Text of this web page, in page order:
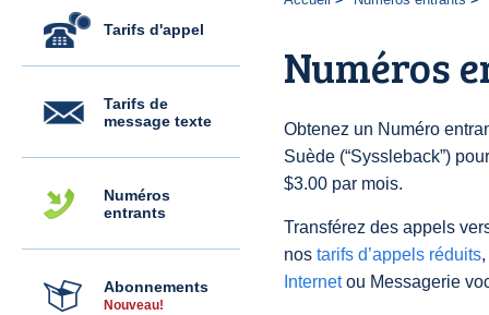
Tarifs d'appel
Tarifs de
message texte
Numéros
entrants
Abonnements
Nouveau!
Numéros
Obtenez un Numéro
Suède (“Syssleback”)
$3.00 par mois.
Transférez des appels
nos tarifs d’appels réduits
Internetou Messagerie